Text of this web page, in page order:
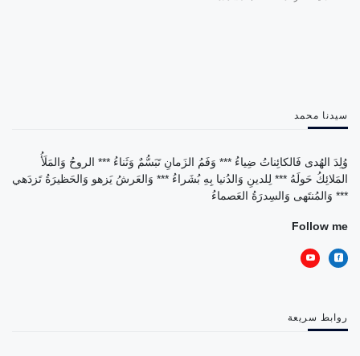
سيدنا محمد
وُلِدَ الهُدى فَالكائِناتُ ضِياءُ *** وَفَمُ الزَمانِ تَبَسُّمٌ وَثَناءُ *** الروحُ وَالمَلَأُ
المَلائِكُ حَولَهُ *** لِلدينِ وَالدُنيا بِهِ بُشَراءُ *** وَالعَرشُ يَزهو وَالحَظيرَةُ تَزدَهي
*** وَالمُنتَهى وَالسِدرَةُ العَصماءُ
Follow me
روابط سريعة